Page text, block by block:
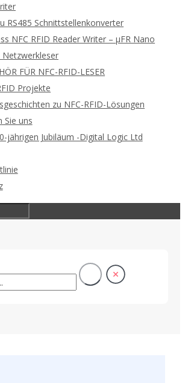
RS485 Schnittstellenkonverter
NFC RFID Reader Writer – μFR Nano
Netzwerkleser
FÜR NFC-RFID-LESER
Projekte
zu NFC-RFID-Lösungen
Sie uns
jährigen Jubiläum -Digital Logic Ltd